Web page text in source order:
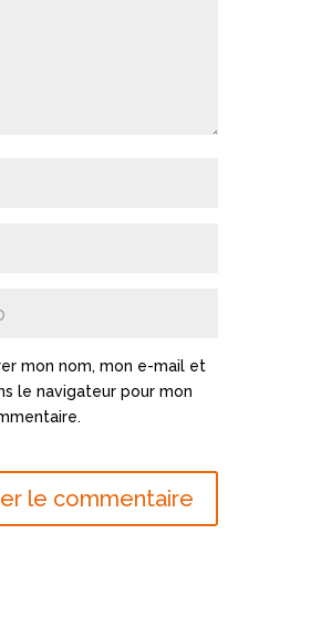
mon nom, mon e-mail et
le navigateur pour mon